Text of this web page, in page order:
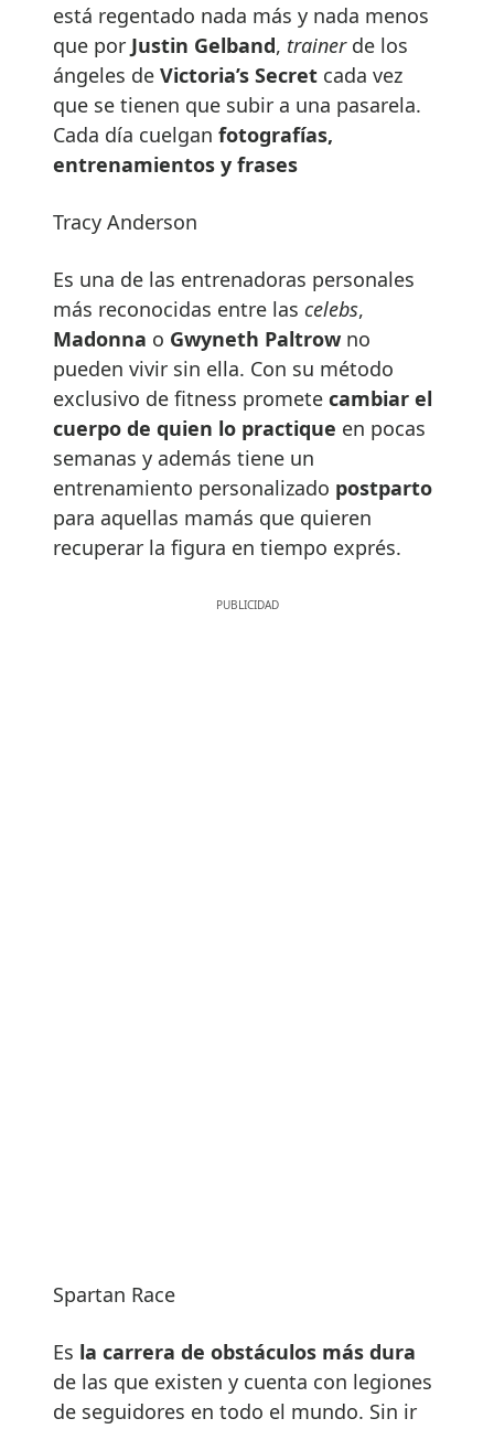
está regentado nada más y nada menos
que por Justin Gelband, trainerde los
ángeles de Victoria’s Secret cada vez
que se tienen que subir a una pasarela.
Cada día cuelgan fotografías,
entrenamientos y frases
Tracy Anderson
Es una de las entrenadoras personales
más reconocidas entre las celebs,
Madonna o Gwyneth Paltrow no
pueden vivir sin ella. Con su método
exclusivo de fitness promete cambiar el
cuerpo de quien lo practique en pocas
semanas y además tiene un
entrenamiento personalizado postparto
para aquellas mamás que quieren
recuperar la figura en tiempo exprés.
Spartan Race
Es la carrera de obstáculos más dura
de las que existen y cuenta con legiones
de seguidores en todo el mundo. Sin ir